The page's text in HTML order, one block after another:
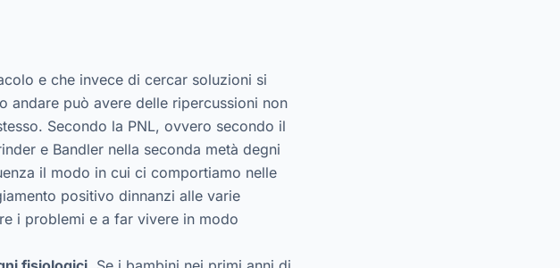
e che invece di cercar soluzioni si
andare può avere delle ripercussioni non
Secondo la PNL, ovvero secondo il
e Bandler nella seconda metà degni
il modo in cui ci comportiamo nelle
positivo dinnanzi alle varie
i problemi e a far vivere in modo